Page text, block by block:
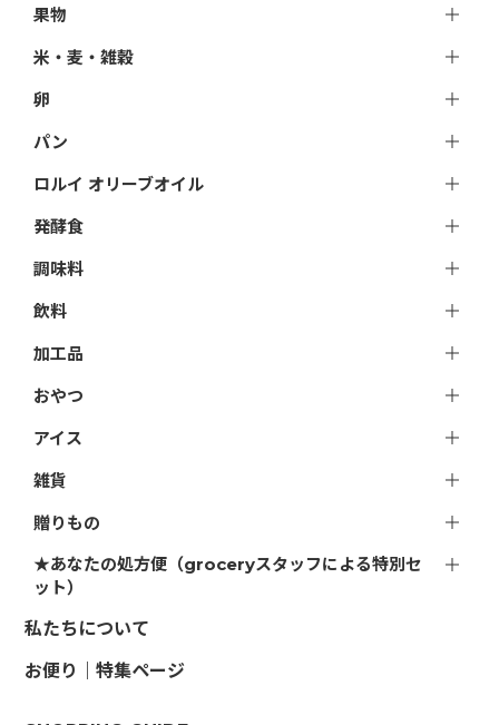
果物
米・麦・雑穀
卵
パン
ロルイ オリーブオイル
発酵食
調味料
飲料
加工品
おやつ
アイス
雑貨
贈りもの
★あなたの処方便（groceryスタッフによる特別セ
ット）
私たちについて
お便り｜特集ページ